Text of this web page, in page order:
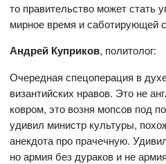
то правительство может стать
мирное время и саботирующей
Андрей Куприков, политолог:
Очередная спецоперация в
византийских нравов. Это не
ковром, это возня мопсов под
удивил министр культуры,
анекдота про прачечную.
но армия без дураков и не